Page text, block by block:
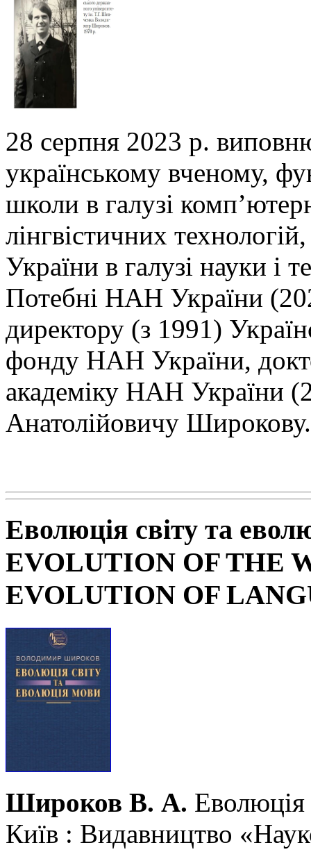
28 серпня 2023 р.
українському вченому,
школи в галузі
лінгвістичних
України в галузі науки і
Потебні НАН України
директору (з 1991)
фонду НАН України,
академіку НАН України
Анатолійовичу Широкову.
Еволюція світу та
EVOLUTION OF THE
EVOLUTION OF
Широков В. А.
Київ : Видавництво